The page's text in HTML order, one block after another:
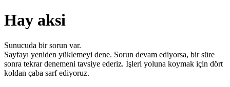
Hay aksi
Sunucuda bir sorun var.
Sayfayı yeniden yüklemeyi dene. Sorun devam ediyorsa, bir süre
sonra tekrar denemeni tavsiye ederiz. İşleri yoluna koymak için dört
koldan çaba sarf ediyoruz.